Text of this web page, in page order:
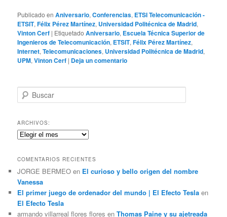
Publicado en Aniversario,Conferencias, ETSI Telecomunicación -
ETSIT,Félix Pérez Martínez, Universidad Politécnica de Madrid,
Vinton Cerf | Etiquetado Aniversario, Escuela Técnica Superior de
Ingenieros de Telecomunicación, ETSIT,Félix Pérez Martínez,
Internet,Telecomunicaciones, Universidad Politécnica de Madrid,
UPM,Vinton Cerf | Deja un comentario
u
c
a
r
ARCHIVOS:
Archivos:
COMENTARIOS RECIENTES
JORGE BERMEO en El curioso y bello origen del nombre
Vanessa
El primer juego de ordenador del mundo | El Efecto Tesla en
El Efecto Tesla
armando villarreal flores flores enThomas Paine y su ajetreada